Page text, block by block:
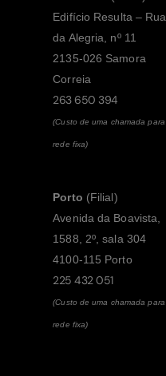
Edifício Resulta – Rua
da Alegria, nº 11
2135-026 Samora
Correia
263 650 394
(Custo de uma chamada para
rede fixa)
Porto (Filial)
Avenida da Boavista,
1588, 2º, sala 304
4100-115 Porto
225 432 051
(Custo de uma chamada para
rede fixa)